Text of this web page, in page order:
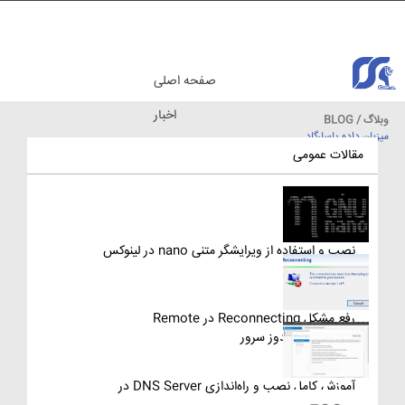
وبلاگ / BLOG
میزبان داده پاسارگاد
صفحه اصلی
اخبار
مقالات عمومی
نصب و استفاده از ویرایشگر متنی nano در لینوکس
رفع مشکل Reconnecting در Remote
Desktop ویندوز سرور
آموزش کامل نصب و راه‌اندازی DNS Server در